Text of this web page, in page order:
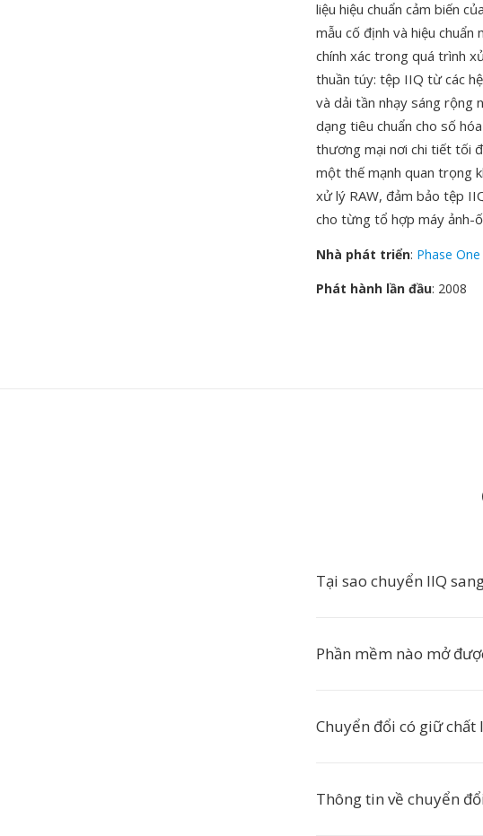
liệu hiệu chuẩn cảm biến
mẫu cố định và hiệu
chính xác trong quá trình
thuần túy: tệp IIQ từ các
và dải tần nhạy sáng rộng
dạng tiêu chuẩn cho số
thương mại nơi chi tiết tối
một thế mạnh quan trọng
xử lý RAW, đảm bảo tệp
cho từng tổ hợp máy ảnh-
Nhà phát triển: Phase One
Phát hành lần đầu: 2008
Tại sao chuyển IIQ sang
Phần mềm nào mở
Chuyển đổi có giữ chất
Thông tin về chuyển